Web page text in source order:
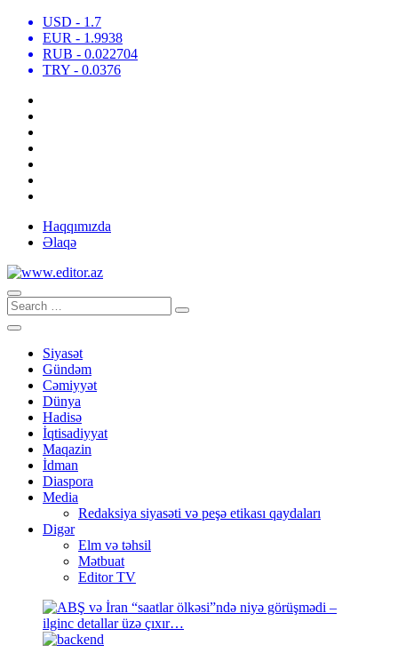
USD - 1.7
EUR - 1.9938
RUB - 0.022704
TRY - 0.0376
Haqqımızda
Əlaqə
Siyasət
Gündəm
Cəmiyyət
Dünya
Hadisə
İqtisadiyyat
Maqazin
İdman
Diaspora
Media
Redaksiya siyasəti və peşə etikası qaydaları
Digər
Elm və təhsil
Mətbuat
Editor TV